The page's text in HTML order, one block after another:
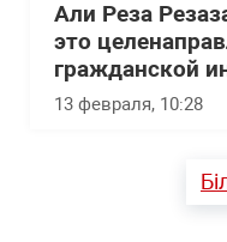
Али Реза
это
гражданской
13 февраля, 10:28